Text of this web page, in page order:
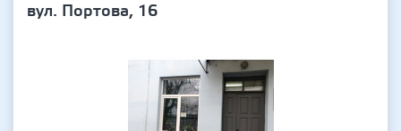
вул. Портова, 16